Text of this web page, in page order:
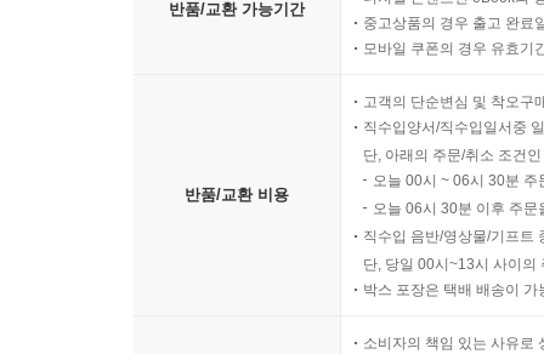
반품/교환 가능기간
중고상품의 경우 출고 완료
모바일 쿠폰의 경우 유효기
반품/교환 비용
고객의 단순변심 및 착오구
직수입양서/직수입일서중
단, 아래의 주문/취소 조건
오늘 00시 ~ 06시 30분
오늘 06시 30분 이후 주
직수입 음반/영상물/기프트
단, 당일 00시~13시 사이의
박스 포장은 택배 배송이
소비자의 책임 있는 사유로